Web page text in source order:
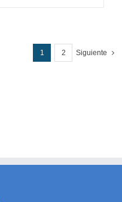
1 2 Siguiente